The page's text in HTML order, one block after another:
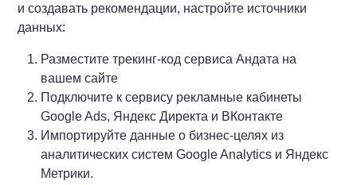
и создавать рекомендации, настройте источники
данных:
Разместите трекинг-код сервиса Андата на
вашем сайте
Подключите к сервису рекламные кабинеты
Google Ads, Яндекс Директа и ВКонтакте
Импортируйте данные о бизнес-целях из
аналитических систем Google Analytics и Яндекс
Метрики.